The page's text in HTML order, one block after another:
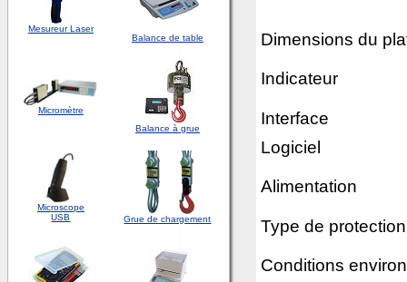
Mesureur Laser
Balance de table
Micromètre
Balance à grue
Microscope
USB
Grue de chargement
Dimensions du
Indicateur
Interface
Logiciel
Alimentation
Type de protection
Conditions